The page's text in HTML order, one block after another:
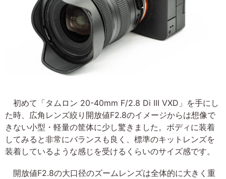
初めて「タムロン 20-40mm F/2.8 Di III VXD」を手にし
た時、広角レンズ絞り開放値F2.8のイメージからは想像で
きない小型・軽量の筐体に少し驚きました。ボディに装着
してみると非常にバランスも良く、標準のキットレンズを
装着しているような感じを受けるくらいのサイズ感です。
開放値F2.8の大口径のズームレンズは全体的に大きく重